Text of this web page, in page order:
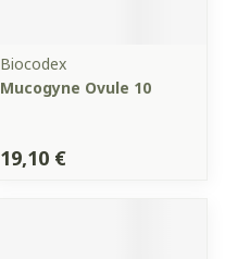
Biocodex
Mucogyne Ovule 10
19,10 €